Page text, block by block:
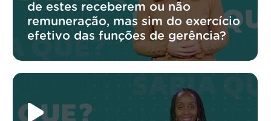
de estes receberem ou não
remuneração, mas sim do exercício
efetivo das funções de gerência?